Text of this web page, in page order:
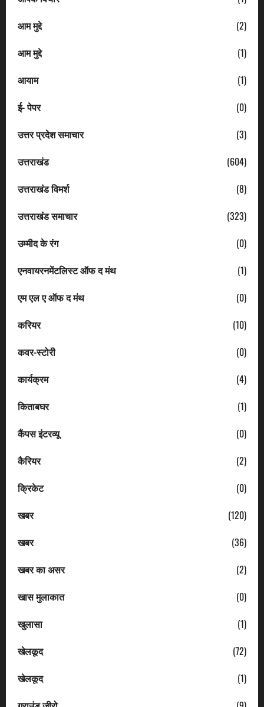
आम मुद्दे
(2)
आम मुद्दे
(1)
आयाम
(1)
ई- पेपर
(0)
उत्तर प्रदेश समाचार
(3)
उत्तराखंड
(604)
उत्तराखंड विमर्श
(8)
उत्तराखंड समाचार
(323)
उम्मीद के रंग
(0)
एनवायरनमेंटलिस्ट ऑफ द मंथ
(1)
एम एल ए ऑफ द मंथ
(0)
करियर
(10)
कवर-स्टोरी
(0)
कार्यक्रम
(4)
किताबघर
(1)
कैंपस इंटरव्यू
(0)
कैरियर
(2)
क्रिकेट
(0)
खबर
(120)
खबर
(36)
खबर का असर
(2)
खास मुलाकात
(0)
खुलासा
(1)
खेलकूद
(72)
खेलकूद
(1)